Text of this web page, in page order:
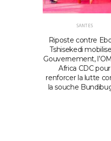
SANTES
Riposte contre
Tshisekedi
Gouvernement,
Africa CDC pour
renforcer la lutte
la souche